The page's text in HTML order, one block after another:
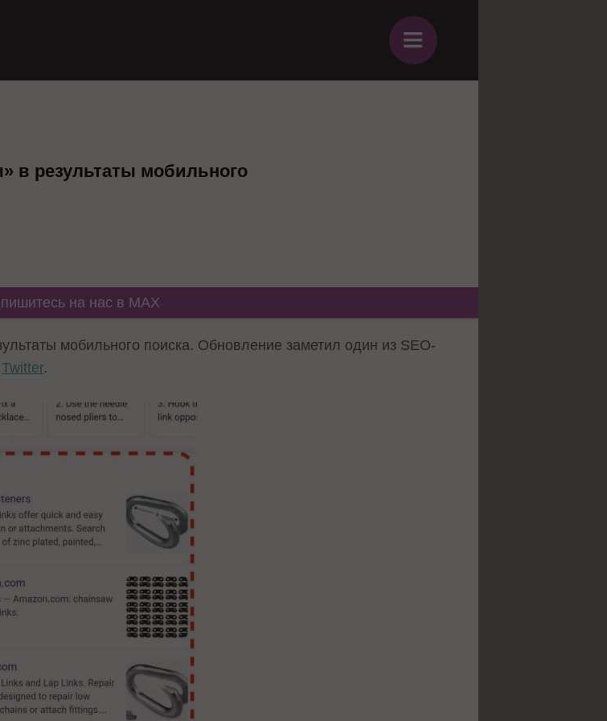
≡
в результаты мобильного
на нас в MAX
мобильного поиска. Обновление заметил один из SEO-
Twitter.